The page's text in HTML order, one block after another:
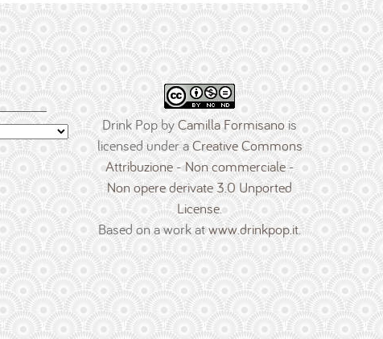
Drink PopbyCamilla Formisanois
licensed under aCreative Commons
Attribuzione - Non commerciale -
Non opere derivate 3.0 Unported
License.
Based on a work atwww.drinkpop.it.